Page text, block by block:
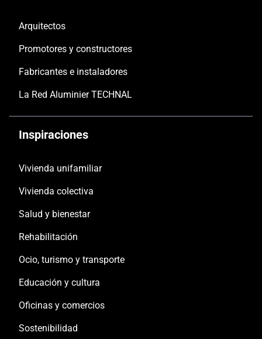
Arquitectos
Promotores y constructores
Fabricantes e instaladores
La Red Aluminier TECHNAL
Inspiraciones
Vivienda unifamiliar
Vivienda colectiva
Salud y bienestar
Rehabilitación
Ocio, turismo y transporte
Educación y cultura
Oficinas y comercios
Sostenibilidad